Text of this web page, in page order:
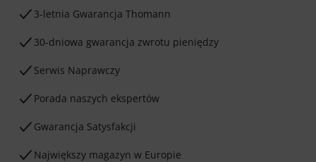
3-letnia Gwarancja Thomann
30-dniowa gwarancja zwrotu pieniędzy
Serwis Naprawczy
Porada naszych ekspertów
Gwarancja Satysfakcji
Największy magazyn w Europie